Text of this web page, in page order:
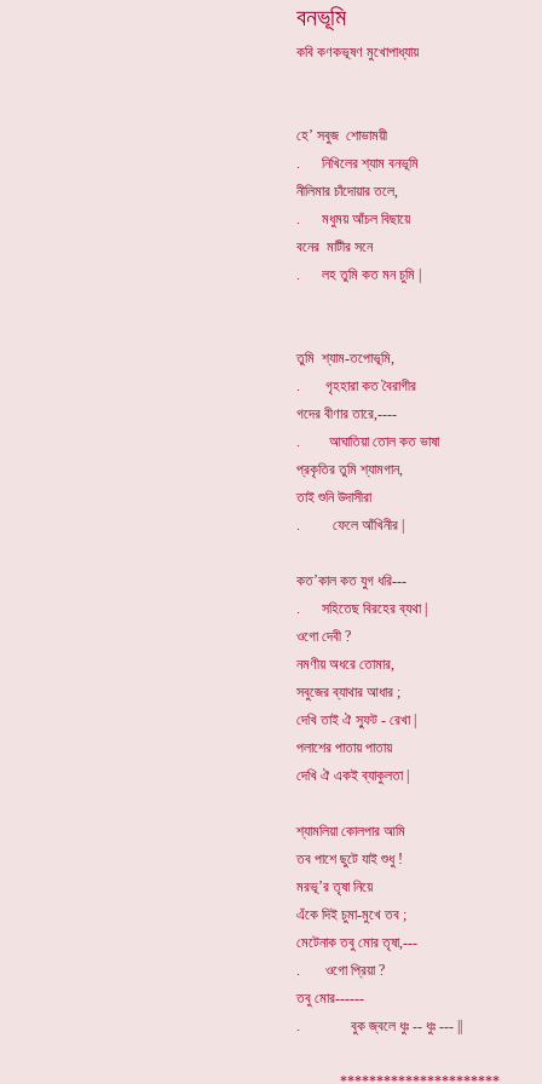
বনভূমি
কবি কণকভূষণ মুখোপাধ্যায়
হে’ সবুজ শোভাময়ী
. নিখিলের শ্যাম বনভূমি
নীলিমার চাঁদোয়ার তলে,
. মধুময় আঁচল বিছায়ে
বনের মাটীর সনে
. লহ তুমি কত মন চুমি |
তুমি শ্যাম-তপোভূমি,
. গৃহহারা কত বৈরাগীর
গদের বীণার তারে,----
. আঘাতিয়া তোল কত ভাষা
প্রকৃতির তুমি শ্যামগান,
তাই শুনি উদাসীরা
. ফেলে আঁখিনীর |
কত’কাল কত যুগ ধরি---
. সহিতেছ বিরহের ব্যথা |
ওগো দেবী ?
নমণীয় অধরে তোমার,
সবুজের ব্যাথার আধার ;
দেখি তাই ঐ স্ফুট - রেখা |
পলাশের পাতায় পাতায়
দেখি ঐ একই ব্যাকুলতা |
শ্যামলিয়া কোলপার আমি
তব পাশে ছুটে যাই শুধু !
মরভূ’র তৃষা নিয়ে
এঁকে দিই চুমা-মুখে তব ;
মেটেনাক তবু মোর তৃষা,---
. ওগো প্রিয়া ?
তবু মোর------
. বুক জ্বলে ধুঃ -- ধুঃ --- ||